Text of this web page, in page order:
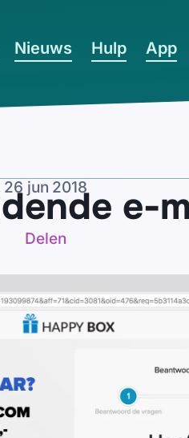
Nieuws Hulp App
26 jun 2018 e-
Delen